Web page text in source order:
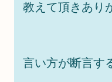
教えて頂きあり
言い方が断言す